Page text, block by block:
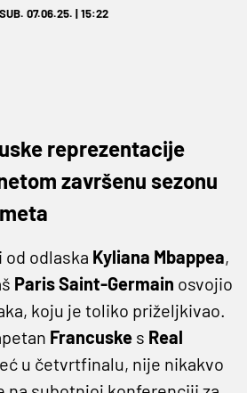
07.06.25. | 15:22
reprezentacije
završenu sezonu
od odlaska Kyliana Mbappea,
Paris Saint-Germain osvojio
koju je toliko priželjkivao.
Francuske s Real
u četvrtfinalu, nije nikakvo